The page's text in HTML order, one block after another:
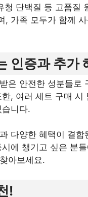
청 단백질 등 고품질
, 가족 모두가 함께
인증과 추가
은 안전한 성분들
, 여러 세트 구매
니다.
다양한 혜택이 결합
에 챙기고 싶은 분
아보세요.
!